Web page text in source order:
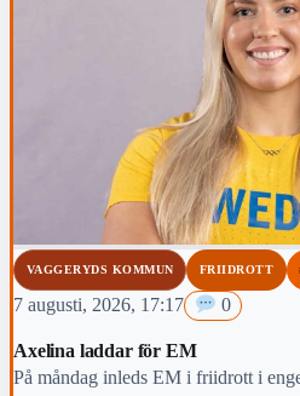
VAGGERYDS KOMMUN FRIIDROTT
7 augusti, 2026, 17:17 0
Axelina laddar för EM
På måndag inleds EM i friidrott i